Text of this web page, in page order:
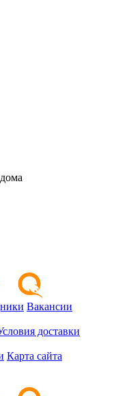
Вакансии
доставки
Карта сайта